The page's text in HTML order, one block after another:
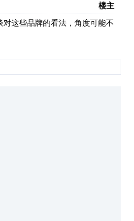
楼主
这些品牌的看法，角度可能不